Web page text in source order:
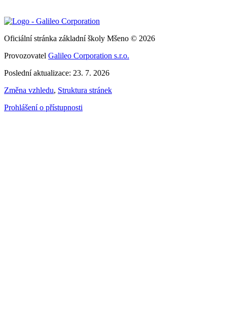
Oficiální stránka základní školy Mšeno © 2026
Provozovatel Galileo Corporation s.r.o.
Poslední aktualizace: 23. 7. 2026
Změna vzhledu, Struktura stránek
Prohlášení o přístupnosti